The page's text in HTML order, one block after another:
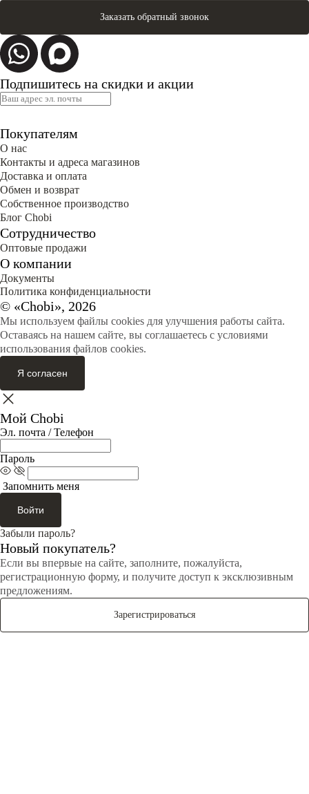
Заказать обратный звонок
Подпишитесь на скидки и акции
Покупателям
О нас
Контакты и адреса магазинов
Доставка и оплата
Обмен и возврат
Собственное производство
Блог Сhobi
Сотрудничество
Оптовые продажи
О компании
Документы
Политика конфиденциальности
© «Chobi», 2026
Мы используем файлы cookies для улучшения работы сайта.
Оставаясь на нашем сайте, вы соглашаетесь с условиями
использования файлов cookies.
Я согласен
Мой Chobi
Эл. почта / Телефон
Пароль
Запомнить меня
Войти
Забыли пароль?
Новый покупатель?
Если вы впервые на сайте, заполните, пожалуйста,
регистрационную форму, и получите доступ к эксклюзивным
предложениям.
Зарегистрироваться